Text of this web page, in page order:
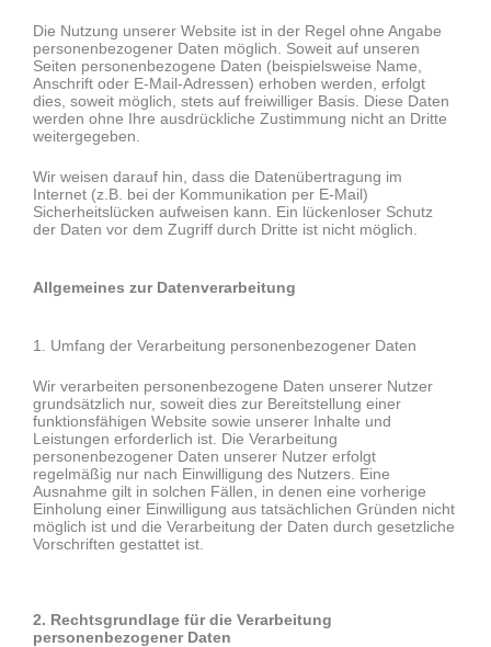
Die Nutzung unserer Website ist in der Regel ohne Angabe
personenbezogener Daten möglich. Soweit auf unseren
Seiten personenbezogene Daten (beispielsweise Name,
Anschrift oder E-Mail-Adressen) erhoben werden, erfolgt
dies, soweit möglich, stets auf freiwilliger Basis. Diese Daten
werden ohne Ihre ausdrückliche Zustimmung nicht an Dritte
weitergegeben.
Wir weisen darauf hin, dass die Datenübertragung im
Internet (z.B. bei der Kommunikation per E-Mail)
Sicherheitslücken aufweisen kann. Ein lückenloser Schutz
der Daten vor dem Zugriff durch Dritte ist nicht möglich.
Allgemeines zur Datenverarbeitung
1. Umfang der Verarbeitung personenbezogener Daten
Wir verarbeiten personenbezogene Daten unserer Nutzer
grundsätzlich nur, soweit dies zur Bereitstellung einer
funktionsfähigen Website sowie unserer Inhalte und
Leistungen erforderlich ist. Die Verarbeitung
personenbezogener Daten unserer Nutzer erfolgt
regelmäßig nur nach Einwilligung des Nutzers. Eine
Ausnahme gilt in solchen Fällen, in denen eine vorherige
Einholung einer Einwilligung aus tatsächlichen Gründen nicht
möglich ist und die Verarbeitung der Daten durch gesetzliche
Vorschriften gestattet ist.
2. Rechtsgrundlage für die Verarbeitung
personenbezogener Daten